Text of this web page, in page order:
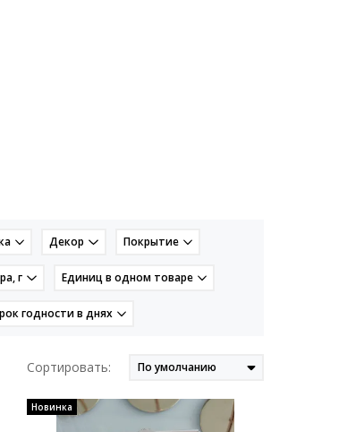
Декор Покрытие
г Единиц в одном товаре
годности в днях
Сортировать:
Новинка